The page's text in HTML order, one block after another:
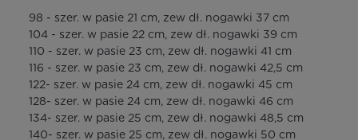
98 - szer. w pasie 21 cm, zew dł. nogawki 37 cm
104 - szer. w pasie 22 cm, zew dł. nogawki 39 cm
110 - szer. w pasie 23 cm, zew dł. nogawki 41 cm
116 - szer. w pasie 23 cm, zew dł. nogawki 42,5 cm
122- szer. w pasie 24 cm, zew dł. nogawki 45 cm
128- szer. w pasie 24 cm, zew dł. nogawki 46 cm
134- szer. w pasie 25 cm, zew dł. nogawki 48,5 cm
140- szer. w pasie 25 cm, zew dł. nogawki 50 cm